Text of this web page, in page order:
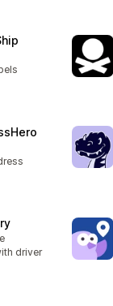
driver